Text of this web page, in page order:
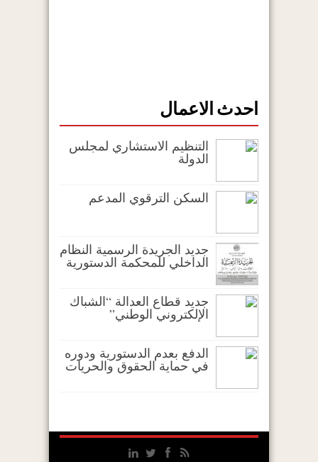
احدث الاعمال
التنظيم الاستشاري لمجلس
الدولة
السكن الترقوي المدعم
جديد الجريدة الرسمية النظام
الداخلي للمحكمة الدستورية
جديد قطاع العدالة “الشباك
الإلكتروني الوطني”
الدفع بعدم الدستورية ودوره
في حماية الحقوق والحريات